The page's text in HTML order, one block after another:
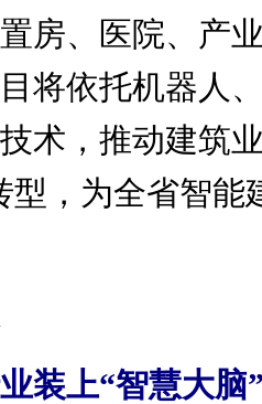
房、医院、产
将依托机器人
术，推动建筑
型，为全省智能
上“智慧大脑